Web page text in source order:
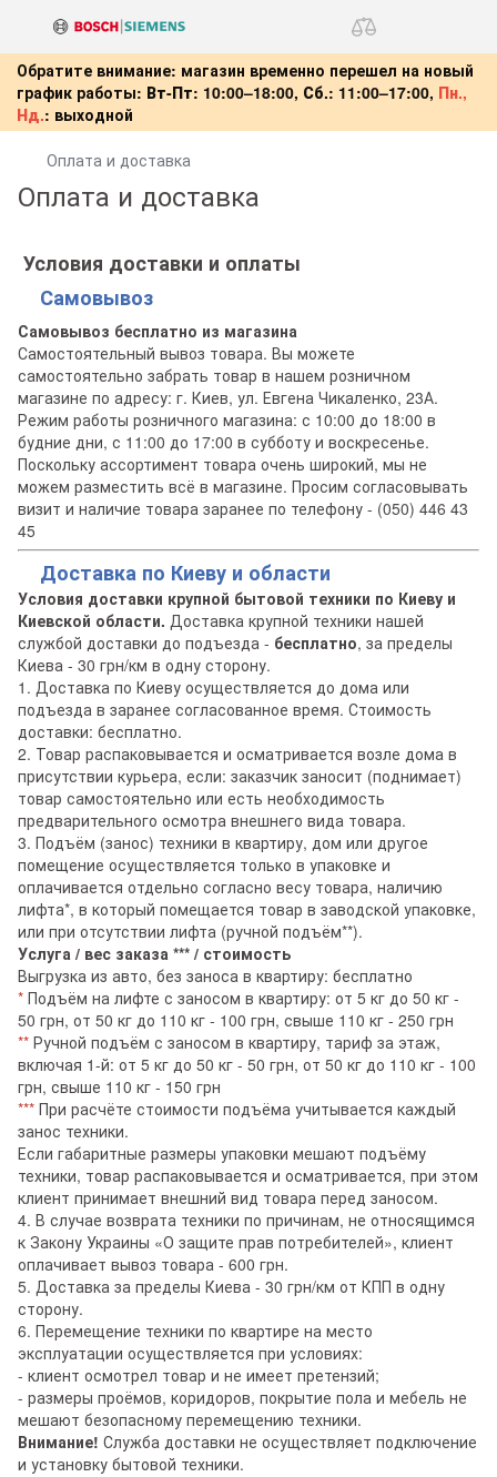
Обратите внимание: магазин временно перешел на новый
график работы: Вт-Пт: 10:00–18:00, Сб.: 11:00–17:00, Пн.,
Нд.: выходной
Оплата и доставка
Оплата и доставка
Условия доставки и оплаты
Самовывоз
Самовывоз бесплатно из магазина
Самостоятельный вывоз товара. Вы можете
самостоятельно забрать товар в нашем розничном
магазине по адресу: г. Киев, ул. Евгена Чикаленко, 23А.
Режим работы розничного магазина: с 10:00 до 18:00 в
будние дни, с 11:00 до 17:00 в субботу и воскресенье.
Поскольку ассортимент товара очень широкий, мы не
можем разместить всё в магазине. Просим согласовывать
визит и наличие товара заранее по телефону - (050) 446 43
45
Доставка по Киеву и области
Условия доставки крупной бытовой техники по Киеву и
Киевской области. Доставка крупной техники нашей
службой доставки до подъезда - бесплатно, за пределы
Киева - 30 грн/км в одну сторону.
1. Доставка по Киеву осуществляется до дома или
подъезда в заранее согласованное время. Стоимость
доставки: бесплатно.
2. Товар распаковывается и осматривается возле дома в
присутствии курьера, если: заказчик заносит (поднимает)
товар самостоятельно или есть необходимость
предварительного осмотра внешнего вида товара.
3. Подъём (занос) техники в квартиру, дом или другое
помещение осуществляется только в упаковке и
оплачивается отдельно согласно весу товара, наличию
лифта*, в который помещается товар в заводской упаковке,
или при отсутствии лифта (ручной подъём**).
Услуга / вес заказа *** / стоимость
Выгрузка из авто, без заноса в квартиру: бесплатно
* Подъём на лифте с заносом в квартиру: от 5 кг до 50 кг -
50 грн, от 50 кг до 110 кг - 100 грн, свыше 110 кг - 250 грн
** Ручной подъём с заносом в квартиру, тариф за этаж,
включая 1-й: от 5 кг до 50 кг - 50 грн, от 50 кг до 110 кг - 100
грн, свыше 110 кг - 150 грн
*** При расчёте стоимости подъёма учитывается каждый
занос техники.
Если габаритные размеры упаковки мешают подъёму
техники, товар распаковывается и осматривается, при этом
клиент принимает внешний вид товара перед заносом.
4. В случае возврата техники по причинам, не относящимся
к Закону Украины «О защите прав потребителей», клиент
оплачивает вывоз товара - 600 грн.
5. Доставка за пределы Киева - 30 грн/км от КПП в одну
сторону.
6. Перемещение техники по квартире на место
эксплуатации осуществляется при условиях:
- клиент осмотрел товар и не имеет претензий;
- размеры проёмов, коридоров, покрытие пола и мебель не
мешают безопасному перемещению техники.
Внимание! Служба доставки не осуществляет подключение
и установку бытовой техники.